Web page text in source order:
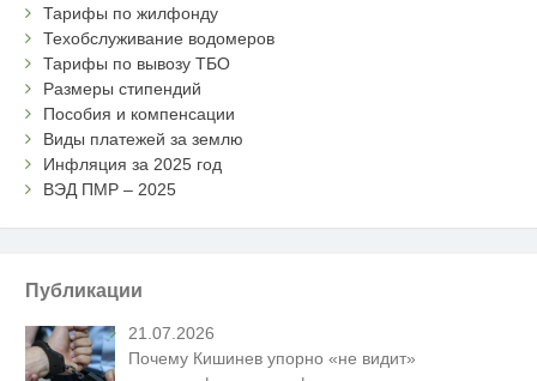
Тарифы по жилфонду
Техобслуживание водомеров
Тарифы по вывозу ТБО
Размеры стипендий
Пособия и компенсации
Виды платежей за землю
Инфляция за 2025 год
ВЭД ПМР – 2025
Публикации
21.07.2026
Почему Кишинев упорно «не видит»